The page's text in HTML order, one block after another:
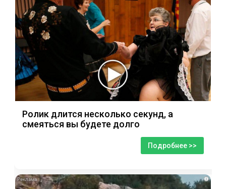
Ролик длится несколько секунд, а
смеяться вы будете долго
Подробнее >>
i